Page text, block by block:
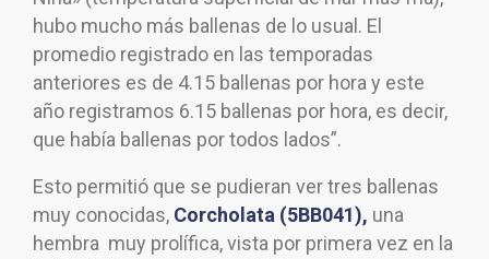
hubo mucho más ballenas de lo usual. El
promedio registrado en las temporadas
anteriores es de 4.15 ballenas por hora y este
año registramos 6.15 ballenas por hora, es decir,
que había ballenas por todos lados”.
Esto permitió que se pudieran ver tres ballenas
muy conocidas, Corcholata (5BB041), una
hembra muy prolífica, vista por primera vez en la